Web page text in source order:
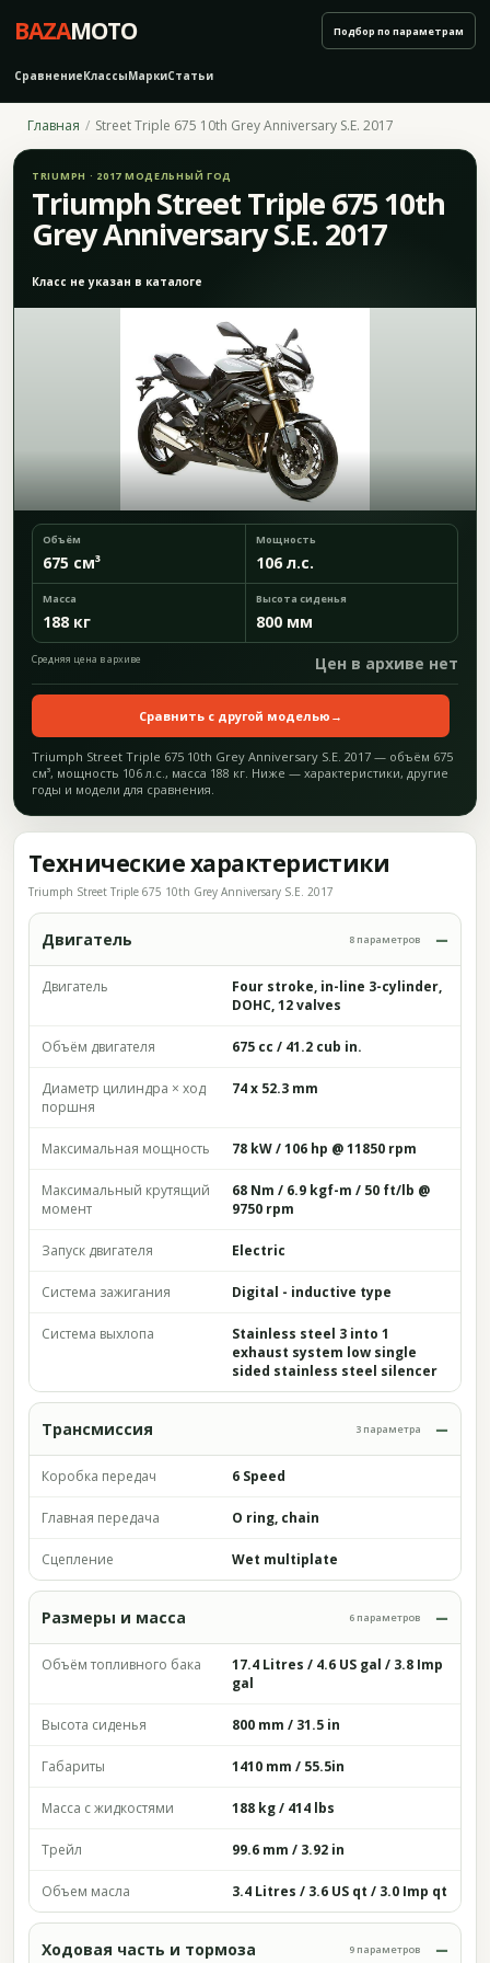
BAZAMOTO
СравнениеКлассыМаркиСтатьи
Подбор по параметрам
Главная Street Triple 675 10th Grey Anniversary S.E. 2017
TRIUMPH · 2017 МОДЕЛЬНЫЙ ГОД
Triumph Street Triple 675 10th
Grey Anniversary S.E. 2017
Класс не указан в каталоге
Объём
675 см³
Мощность
106 л.с.
Масса
188 кг
Высота сиденья
800 мм
Средняя цена в архиве Цен в архиве нет
Сравнить с другой моделью →
Triumph Street Triple 675 10th Grey Anniversary S.E. 2017 — объём 675
см³, мощность 106 л.с., масса 188 кг. Ниже — характеристики, другие
годы и модели для сравнения.
Технические характеристики
Triumph Street Triple 675 10th Grey Anniversary S.E. 2017
Двигатель 8 параметров
Двигатель
Four stroke, in-line 3-cylinder,
DOHC, 12 valves
Объём двигателя 675 cc / 41.2 cub in.
Диаметр цилиндра × ход
поршня
74 x 52.3 mm
Максимальная мощность 78 kW / 106 hp @ 11850 rpm
Максимальный крутящий
момент
68 Nm / 6.9 kgf-m / 50 ft/lb @
9750 rpm
Запуск двигателя Electric
Система зажигания Digital - inductive type
Система выхлопа
Stainless steel 3 into 1
exhaust system low single
sided stainless steel silencer
Трансмиссия 3 параметра
Коробка передач 6 Speed
Главная передача O ring, chain
Сцепление Wet multiplate
Размеры и масса 6 параметров
Объём топливного бака
17.4 Litres / 4.6 US gal / 3.8 Imp
gal
Высота сиденья 800 mm / 31.5 in
Габариты 1410 mm / 55.5in
Масса с жидкостями 188 kg / 414 lbs
Трейл 99.6 mm / 3.92 in
Объем масла 3.4 Litres / 3.6 US qt / 3.0 Imp qt
Ходовая часть и тормоза 9 параметров